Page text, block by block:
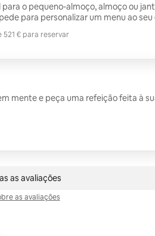
o pequeno-almoço, almoço ou
para personalizar um menu ao seu
521 € para reservar
mente e peça uma refeição feita à
avaliações
as avaliações
as avaliações